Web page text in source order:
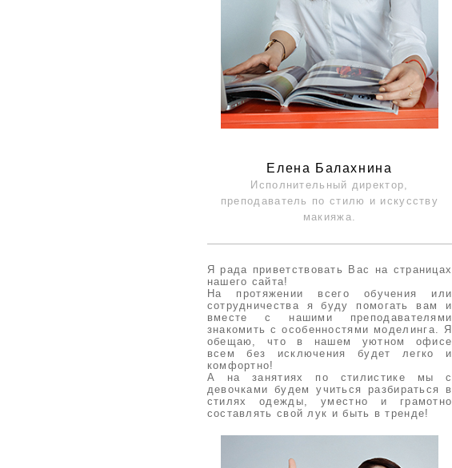
Елена Балахнина
Исполнительный директор,
преподаватель по стилю и искусству
макияжа.
Я рада приветствовать Вас на страницах
нашего сайта!
На протяжении всего обучения или
сотрудничества я буду помогать вам и
вместе с нашими преподавателями
знакомить с особенностями моделинга. Я
обещаю, что в нашем уютном офисе
всем без исключения будет легко и
комфортно!
А на занятиях по стилистике мы с
девочками будем учиться разбираться в
стилях одежды, уместно и грамотно
составлять свой лук и быть в тренде!